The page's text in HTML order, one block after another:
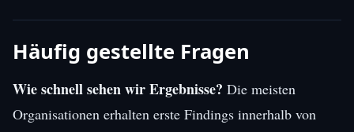
Häufig gestellte Fragen
Wie schnell sehen wir Ergebnisse? Die meisten
Organisationen erhalten erste Findings innerhalb von